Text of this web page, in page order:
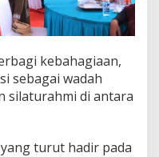
kebahagiaan,
sebagai wadah
silaturahmi di antara
turut hadir pada